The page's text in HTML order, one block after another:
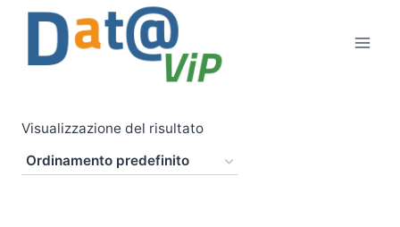
Salta
contenuto
Visualizzazione del risultato